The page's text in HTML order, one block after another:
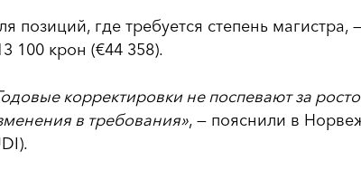
позиций, где требуется степень
100 крон (€44 358).
корректировки не поспевают за
в требования», — пояснили в